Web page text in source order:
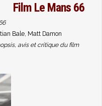
Film Le Mans 66
Bale, Matt Damon
avis et critique du film